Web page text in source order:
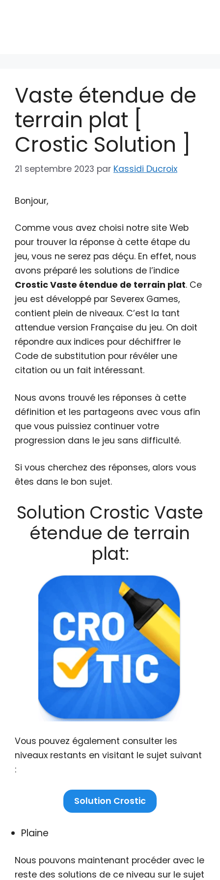
Vaste étendue de
terrain plat [
Crostic Solution ]
21 septembre 2023 par Kassidi Ducroix
Bonjour,
Comme vous avez choisi notre site Web
pour trouver la réponse à cette étape du
jeu, vous ne serez pas déçu. En effet, nous
avons préparé les solutions de l’indice
Crostic Vaste étendue de terrain plat. Ce
jeu est développé par Severex Games,
contient plein de niveaux. C’est la tant
attendue version Française du jeu. On doit
répondre aux indices pour déchiffrer le
Code de substitution pour révéler une
citation ou un fait intéressant.
Nous avons trouvé les réponses à cette
définition et les partageons avec vous afin
que vous puissiez continuer votre
progression dans le jeu sans difficulté.
Si vous cherchez des réponses, alors vous
êtes dans le bon sujet.
Solution Crostic Vaste
étendue de terrain
plat:
Vous pouvez également consulter les
niveaux restants en visitant le sujet suivant
:
Solution Crostic
Plaine
Nous pouvons maintenant procéder avec le
reste des solutions de ce niveau sur le sujet